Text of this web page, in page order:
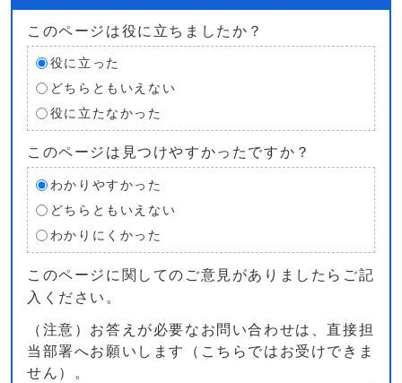
このページは役に立ちましたか？
役に立った
どちらともいえない
役に立たなかった
このページは見つけやすかったですか？
わかりやすかった
どちらともいえない
わかりにくかった
このページに関してのご意見がありましたらご記
入ください。
（注意）お答えが必要なお問い合わせは、直接担
当部署へお願いします（こちらではお受けできま
せん）。